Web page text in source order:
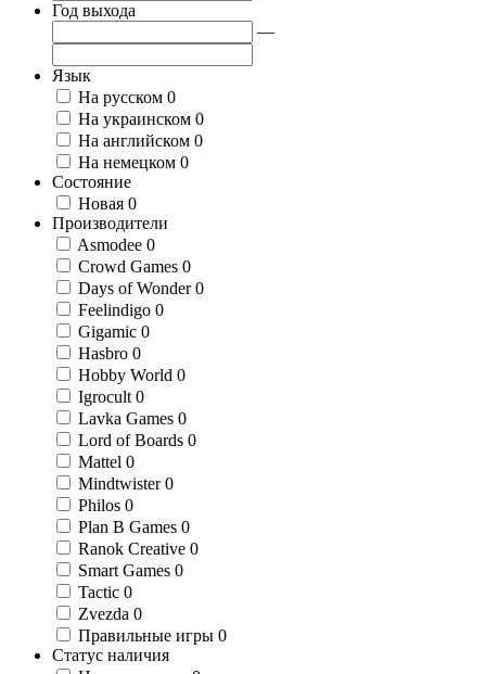
Год выхода
—
Язык
На русском 0
На украинском 0
На английском 0
На немецком 0
Состояние
Новая 0
Производители
Asmodee 0
Crowd Games 0
Days of Wonder 0
Feelindigo 0
Gigamic 0
Hasbro 0
Hobby World 0
Igrocult 0
Lavka Games 0
Lord of Boards 0
Mattel 0
Mindtwister 0
Philos 0
Plan B Games 0
Ranok Creative 0
Smart Games 0
Tactic 0
Zvezda 0
Правильные игры 0
Статус наличия